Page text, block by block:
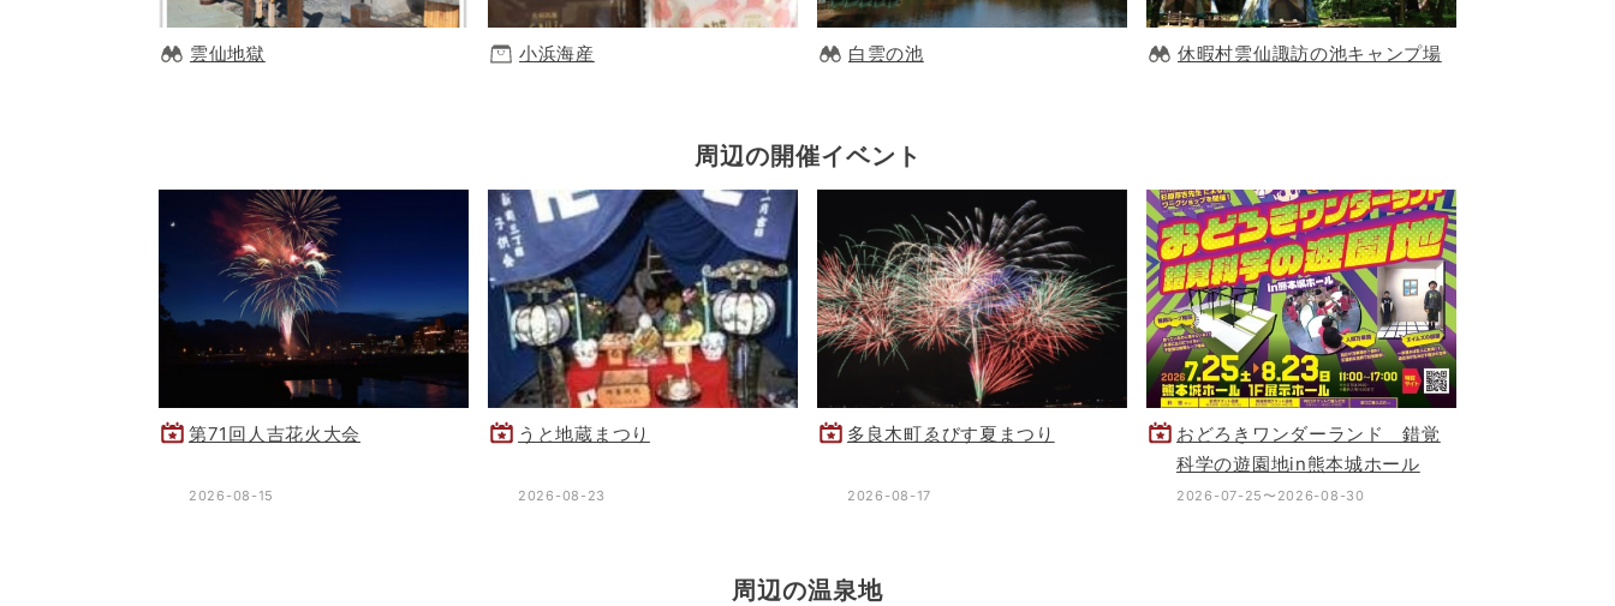
雲仙地獄 小浜海産 白雲の池 休暇村雲仙諏訪の池キャンプ場
周辺の開催イベント
第71回人吉花火大会
2026-08-15
うと地蔵まつり
2026-08-23
多良木町ゑびす夏まつり
2026-08-17
おどろきワンダーランド 錯覚
科学の遊園地in熊本城ホール
2026-07-25〜2026-08-30
周辺の温泉地